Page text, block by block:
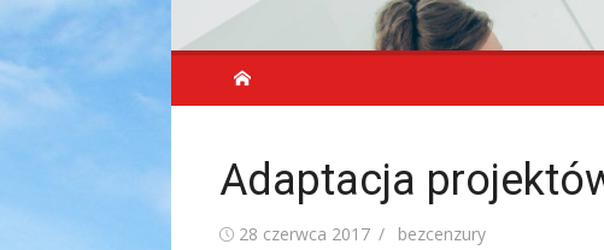
Adaptacja
Posted
28 czerwca 2017 Author
bezcenzury